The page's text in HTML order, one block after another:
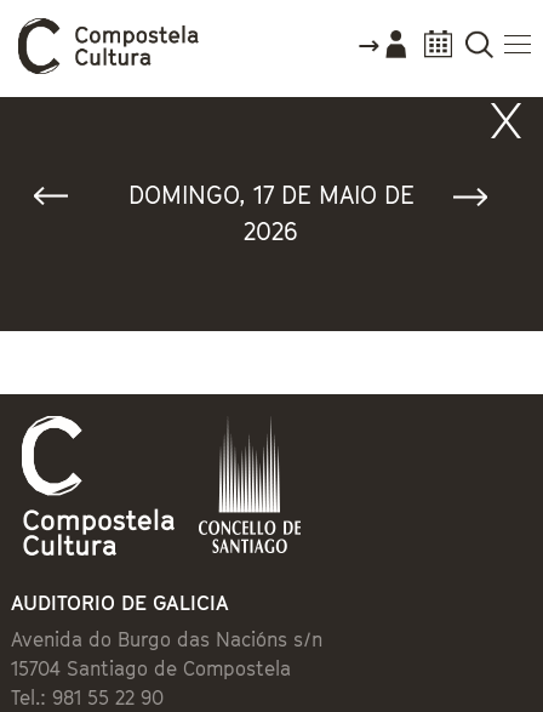
DOMINGO, 17 DE MAIO DE
2026
AUDITORIO DE GALICIA
Avenida do Burgo das Nacións s/n
15704 Santiago de Compostela
Tel.: 981 55 22 90